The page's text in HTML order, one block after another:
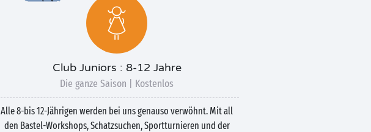
Club Juniors : 8-12 Jahre
Die ganze Saison | Kostenlos
Alle 8-bis 12-Jährigen werden bei uns genauso verwöhnt. Mit all
den Bastel-Workshops, Schatzsuchen, Sportturnieren und der